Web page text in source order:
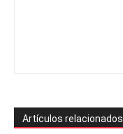
Artículos relacionados